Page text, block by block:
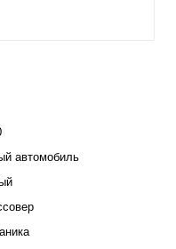
автомобиль